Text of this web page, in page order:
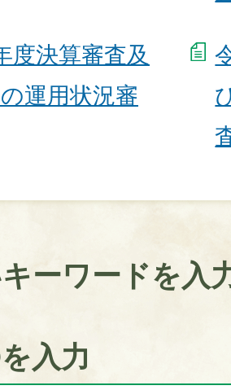
度決算審査及
運用状況審
ーワードを入
入力